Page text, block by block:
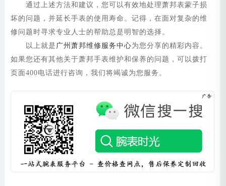
通过上述方法和建议，您可以有效地处理萧邦表蒙子损
坏的问题，并延长手表的使用寿命。记得，在面对复杂的维
修问题时寻求专业人士的帮助总是明智的选择。
以上就是 广州萧邦维修服务中心为您分享的精彩内容。
如果您还有其他关于萧邦手表维护和保养的问题，可以拨打
页面400电话进行咨询，我们将竭诚为您服务。